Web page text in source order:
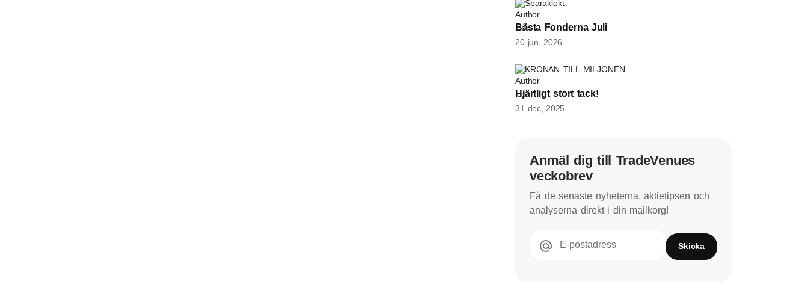
Sparaklokt
Bästa Fonderna Juli
20 jun, 2026
KRONAN TILL MILJONEN
Hjärtligt stort tack!
31 dec, 2025
Anmäl dig till TradeVenues
veckobrev
Få de senaste nyheterna, aktietipsen och
analyserna direkt i din mailkorg!
E-postadress Skicka